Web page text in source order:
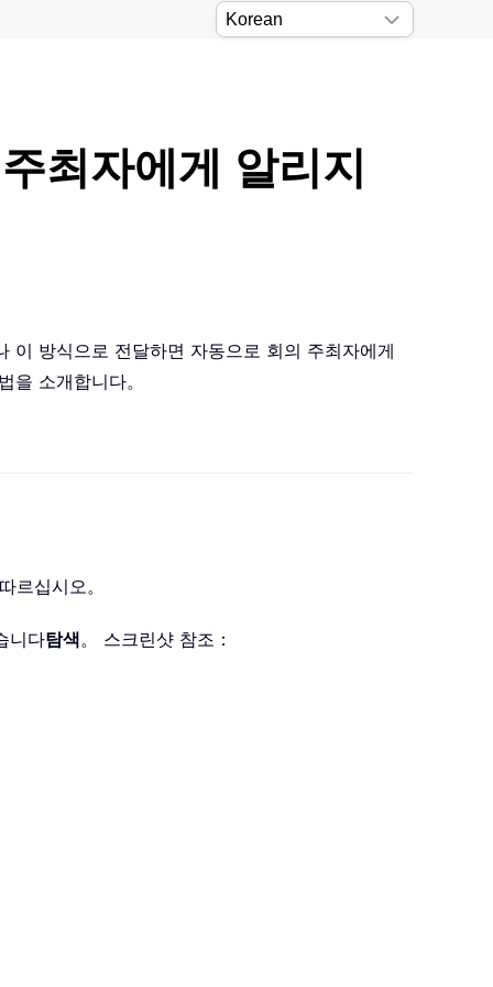
최자에게 알리지
이 방식으로 전달하면 자동으로 회의 주최자에게
소개합니다。
십시오。
니다탐색。 스크린샷 참조：